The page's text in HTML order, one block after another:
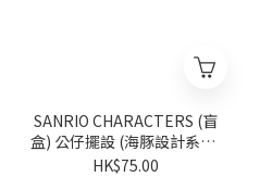
SANRIO CHARACTERS (盲
盒) 公仔擺設 (海豚設計系列)
(隨機派發)
HK$75.00